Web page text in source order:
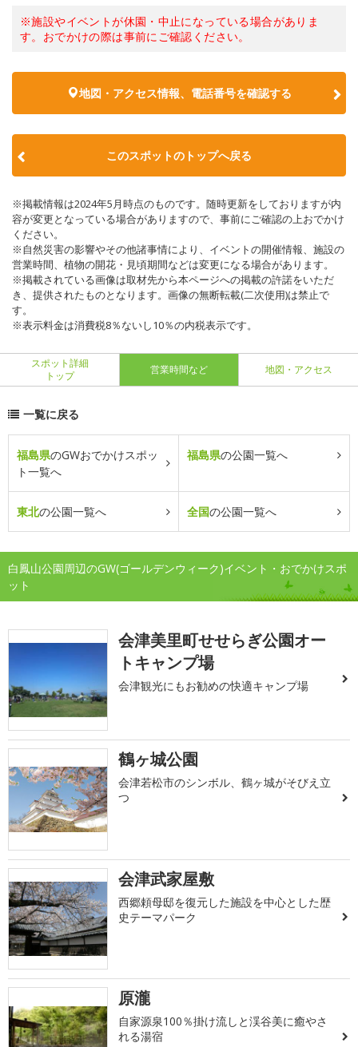
※施設やイベントが休園・中止になっている場合がありま
す。おでかけの際は事前にご確認ください。
地図・アクセス情報、電話番号を確認する
このスポットのトップへ戻る
※掲載情報は2024年5月時点のものです。随時更新をしておりますが内
容が変更となっている場合がありますので、事前にご確認の上おでかけ
ください。
※自然災害の影響やその他諸事情により、イベントの開催情報、施設の
営業時間、植物の開花・見頃期間などは変更になる場合があります。
※掲載されている画像は取材先から本ページへの掲載の許諾をいただ
き、提供されたものとなります。画像の無断転載(二次使用)は禁止で
す。
※表示料金は消費税8％ないし10％の内税表示です。
スポット詳細
トップ
営業時間など 地図・アクセス
一覧に戻る
福島県のGWおでかけスポッ
ト一覧へ
福島県の公園一覧へ
東北の公園一覧へ 全国の公園一覧へ
白鳳山公園周辺のGW(ゴールデンウィーク)イベント・おでかけスポ
ット
会津美里町せせらぎ公園オー
トキャンプ場
会津観光にもお勧めの快適キャンプ場
鶴ヶ城公園
会津若松市のシンボル、鶴ヶ城がそびえ立
つ
会津武家屋敷
西郷頼母邸を復元した施設を中心とした歴
史テーマパーク
原瀧
自家源泉100％掛け流しと渓谷美に癒やさ
れる湯宿